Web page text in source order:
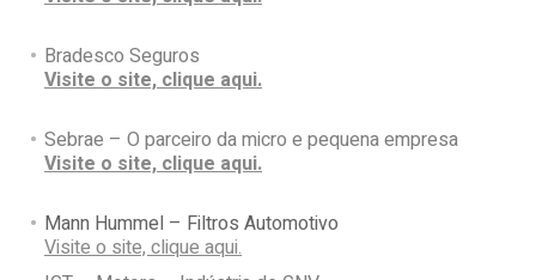
Bradesco Seguros
Visite o site, clique aqui.
Sebrae – O parceiro da micro e pequena empresa
Visite o site, clique aqui.
Mann Hummel – Filtros Automotivo
Visite o site, clique aqui.